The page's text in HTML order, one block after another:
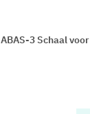
ABAS-3 Schaal